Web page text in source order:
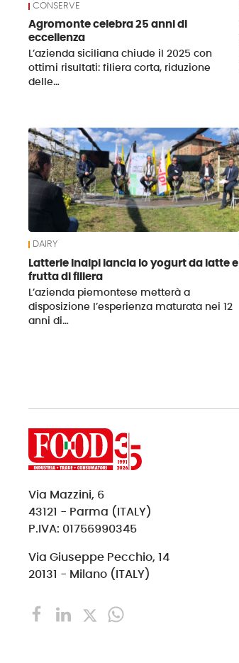
CONSERVE
Agromonte celebra 25 anni di
eccellenza
L’azienda siciliana chiude il 2025 con
ottimi risultati: filiera corta, riduzione
delle…
DAIRY
Latterie Inalpi lancia lo yogurt da latte e
frutta di filiera
L’azienda piemontese metterà a
disposizione l’esperienza maturata nei 12
anni di…
Via Mazzini, 6
43121 - Parma (ITALY)
P.IVA: 01756990345
Via Giuseppe Pecchio, 14
20131 - Milano (ITALY)